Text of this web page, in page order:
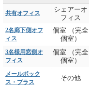
共有オフィス
シェアーオ
フィス
2名廊下側オフ
ィス
個室 （完全
個室）
3名様用窓側オ
フィス
個室 （完全
個室）
メールボック
ス・プラス
その他